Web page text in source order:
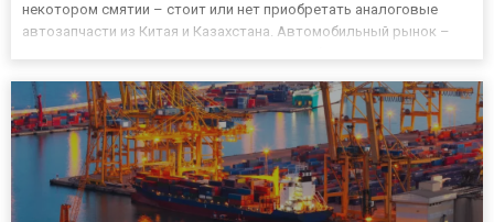
некотором смятии – стоит или нет приобретать аналоговые
автозапчасти из Китая и Казахстана. Автомобильный рынок –